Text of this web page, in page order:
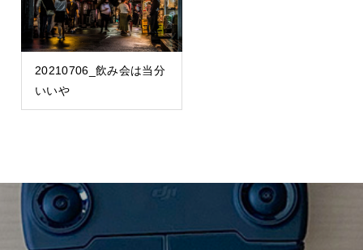
20210706_飲み会は当分
いいや